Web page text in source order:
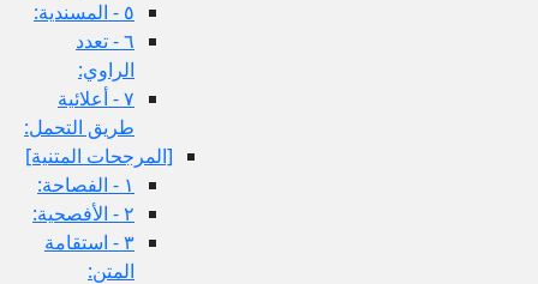
٦ - تعدد
الراوي:
٧ - أعلائية
طريق التحمل:
[المرجحات المتنية]
٣ - استقامة